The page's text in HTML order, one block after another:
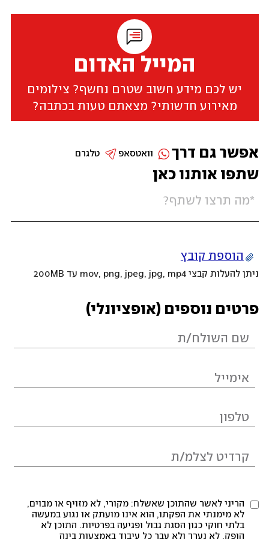
המייל האדום
יש לכם מידע חשוב שטרם נחשף? צילומים
מאירוע חדשותי? מצאתם טעות בכתבה?
שתפו אותנו כאן
הוספת קובץ
ניתן להעלות קבצי mov, png, jpeg, jpg, mp4 עד 200MB
פרטים נוספים (אופציונלי)
הריני לאשר שהתוכן שאשלח: מקורי, לא מזויף או מבוים,
לא מימנתי את הפקתו, הוא אינו מועתק או נגוע במעשה
בלתי חוקי כגון הסגת גבול ופגיעה בפרטיות. התוכן לא
הופק, לא נערך ולא עבר כל עיבוד באמצעות בינה
אפשר גם דרך טלגרם וואטסאפ